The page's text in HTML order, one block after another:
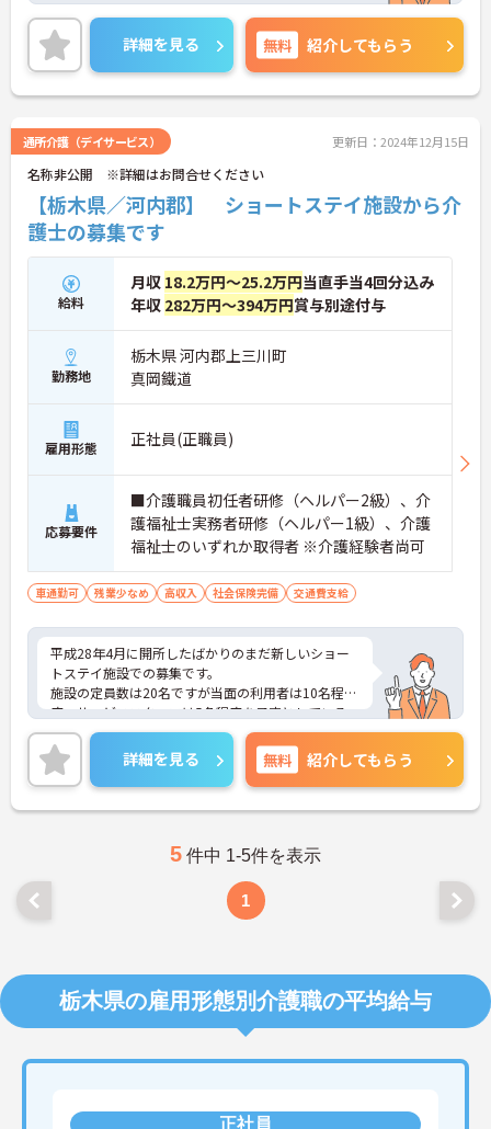
ご興味ある方には、面接対策ポイントなど、さらに
詳細をお話しいたしますのでお気軽にご相談くださ
い！
詳細を見る 無料 紹介してもらう
通所介護（デイサービス） 更新日：2024年12月15日
名称非公開 ※詳細はお問合せください
【栃木県／河内郡】 ショートステイ施設から介
護士の募集です
給料
月収 18.2万円～25.2万円当直手当4回分込み
年収 282万円～394万円賞与別途付与
勤務地
栃木県 河内郡上三川町
真岡鐵道
雇用形態 正社員(正職員)
応募要件
■介護職員初任者研修（ヘルパー2級）、介
護福祉士実務者研修（ヘルパー1級）、介護
福祉士のいずれか取得者 ※介護経験者尚可
車通勤可 残業少なめ 高収入 社会保険完備 交通費支給
平成28年4月に開所したばかりのまだ新しいショー
トステイ施設での募集です。
施設の定員数は20名ですが当面の利用者は10名程
度、サービススタッフは5名程度を予定としている
ので、心にゆとりをもって働けます。
ご興味ある方には、面接対策ポイントなど、さらに
詳細をお話しいたしますのでお気軽にご相談くださ
い！
詳細を見る 無料 紹介してもらう
5 件中 1-5件を表示
1
栃木県の雇用形態別介護職の平均給与
正社員